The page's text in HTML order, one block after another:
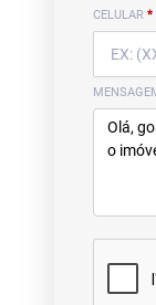
CELULAR *